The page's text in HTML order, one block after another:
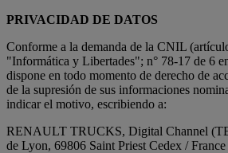
PRIVACIDAD DE DATOS
Conforme a la demanda de la CNIL
"Informática y Libertades"; n° 78-17 de 6
dispone en todo momento de derecho de
de la supresión de sus informaciones
indicar el motivo, escribiendo a:
RENAULT TRUCKS, Digital Channel
de Lyon, 69806 Saint Priest Cedex / France